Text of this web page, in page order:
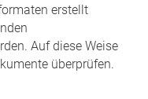
erstellt
Auf diese Weise
überprüfen.